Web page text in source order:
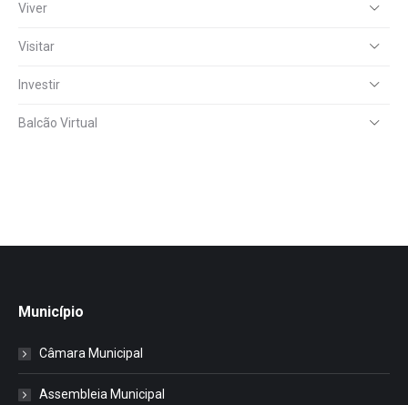
Viver
Visitar
Investir
Balcão Virtual
Município
Câmara Municipal
Assembleia Municipal